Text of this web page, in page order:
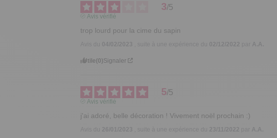
3/5
Avis vérifié
trop lourd pour la cime du sapin
A.A.
Utile(0)Signaler
5/5
Avis vérifié
j'ai adoré, belle décoration ! Vivement noël prochain :)
26/01/2023 23/11/2022